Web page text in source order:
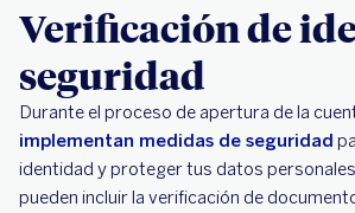
Verificación de
seguridad
Durante el proceso de apertura de la
implementan medidas de seguridad
identidad y proteger tus datos
pueden incluir la verificación de